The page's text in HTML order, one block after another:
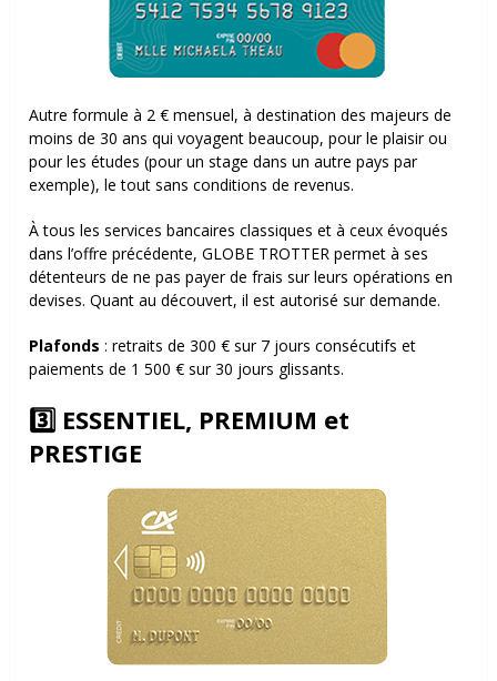
Autre formule à 2 € mensuel, à destination des majeurs de
moins de 30 ans qui voyagent beaucoup, pour le plaisir ou
pour les études (pour un stage dans un autre pays par
exemple), le tout sans conditions de revenus.
À tous les services bancaires classiques et à ceux évoqués
dans l’offre précédente, GLOBE TROTTER permet à ses
détenteurs de ne pas payer de frais sur leurs opérations en
devises. Quant au découvert, il est autorisé sur demande.
Plafonds : retraits de 300 € sur 7 jours consécutifs et
paiements de 1 500 € sur 30 jours glissants.
3️⃣ ESSENTIEL, PREMIUM et
PRESTIGE